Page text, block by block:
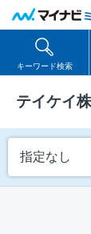
キーワード検索
テイケイ
指定なし